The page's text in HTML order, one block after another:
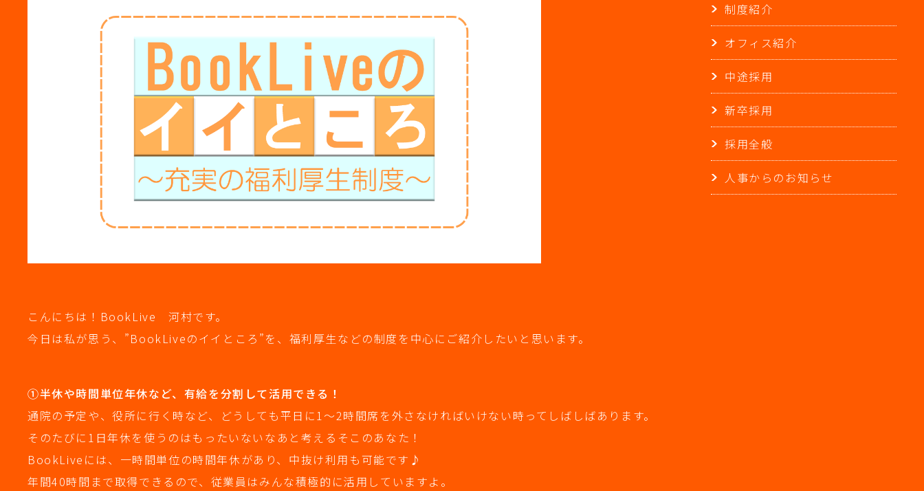
制度紹介
オフィス紹介
中途採用
新卒採用
採用全般
人事からのお知らせ
こんにちは！BookLive 河村です。
今日は私が思う、”BookLiveのイイところ”を、福利厚生などの制度を中心にご紹介したいと思います。
①半休や時間単位年休など、有給を分割して活用できる！
通院の予定や、役所に行く時など、どうしても平日に1～2時間席を外さなければいけない時ってしばしばあります。
そのたびに1日年休を使うのはもったいないなあと考えるそこのあなた！
BookLiveには、一時間単位の時間年休があり、中抜け利用も可能です♪
年間40時間まで取得できるので、従業員はみんな積極的に活用していますよ。